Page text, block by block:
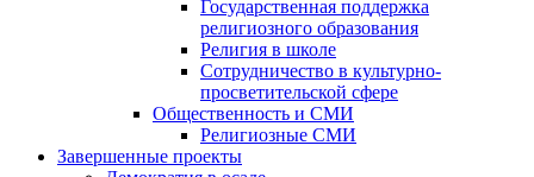
Государственная поддержка
религиозного образования
Религия в школе
Сотрудничество в культурно-
просветительской сфере
Общественность и СМИ
Религиозные СМИ
Завершенные проекты